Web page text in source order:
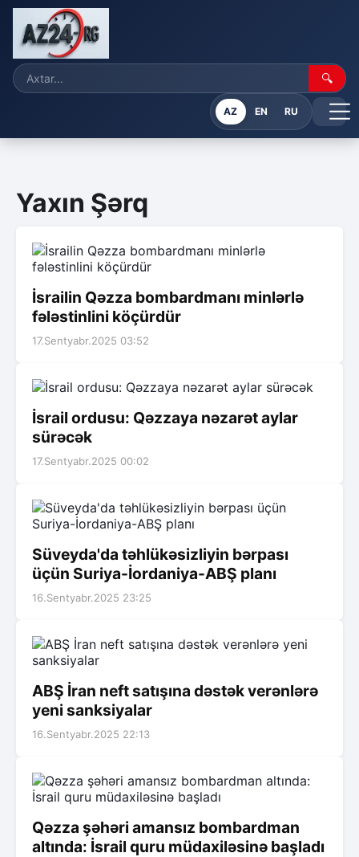
🔍
AZ EN RU
Yaxın Şərq
İsrailin Qəzza bombardmanı minlərlə
fələstinlini köçürdür
17.Sentyabr.2025 03:52
İsrail ordusu: Qəzzaya nəzarət aylar
sürəcək
17.Sentyabr.2025 00:02
Süveyda'da təhlükəsizliyin bərpası
üçün Suriya-İordaniya-ABŞ planı
16.Sentyabr.2025 23:25
ABŞ İran neft satışına dəstək verənlərə
yeni sanksiyalar
16.Sentyabr.2025 22:13
Qəzza şəhəri amansız bombardman
altında: İsrail quru müdaxiləsinə başladı